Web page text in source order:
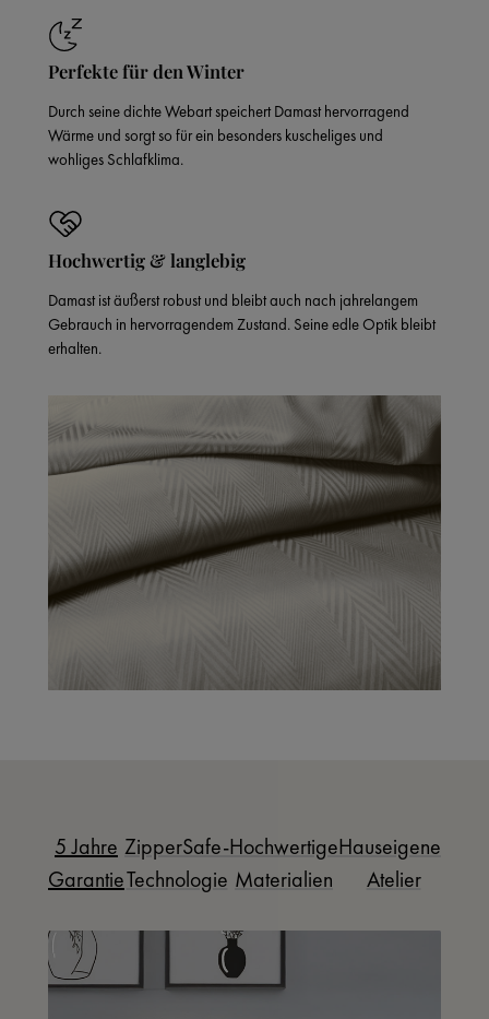
Perfekte für den Winter
Durch seine dichte Webart speichert Damast hervorragend
Wärme und sorgt so für ein besonders kuscheliges und
wohliges Schlafklima.
Hochwertig & langlebig
Damast ist äußerst robust und bleibt auch nach jahrelangem
Gebrauch in hervorragendem Zustand. Seine edle Optik bleibt
erhalten.
5 Jahre
Garantie
ZipperSafe-
Technologie
Hochwertige
Materialien
Hauseigenes
Atelier